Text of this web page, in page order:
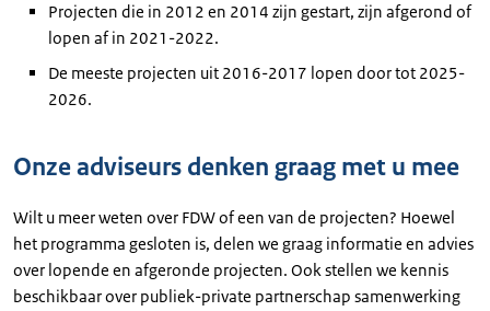
Projecten die in 2012 en 2014 zijn gestart, zijn afgerond of
lopen af in 2021-2022.
De meeste projecten uit 2016-2017 lopen door tot 2025-
2026.
Onze adviseurs denken graag met u mee
Wilt u meer weten over FDW of een van de projecten? Hoewel
het programma gesloten is, delen we graag informatie en advies
over lopende en afgeronde projecten. Ook stellen we kennis
beschikbaar over publiek-private partnerschap samenwerking